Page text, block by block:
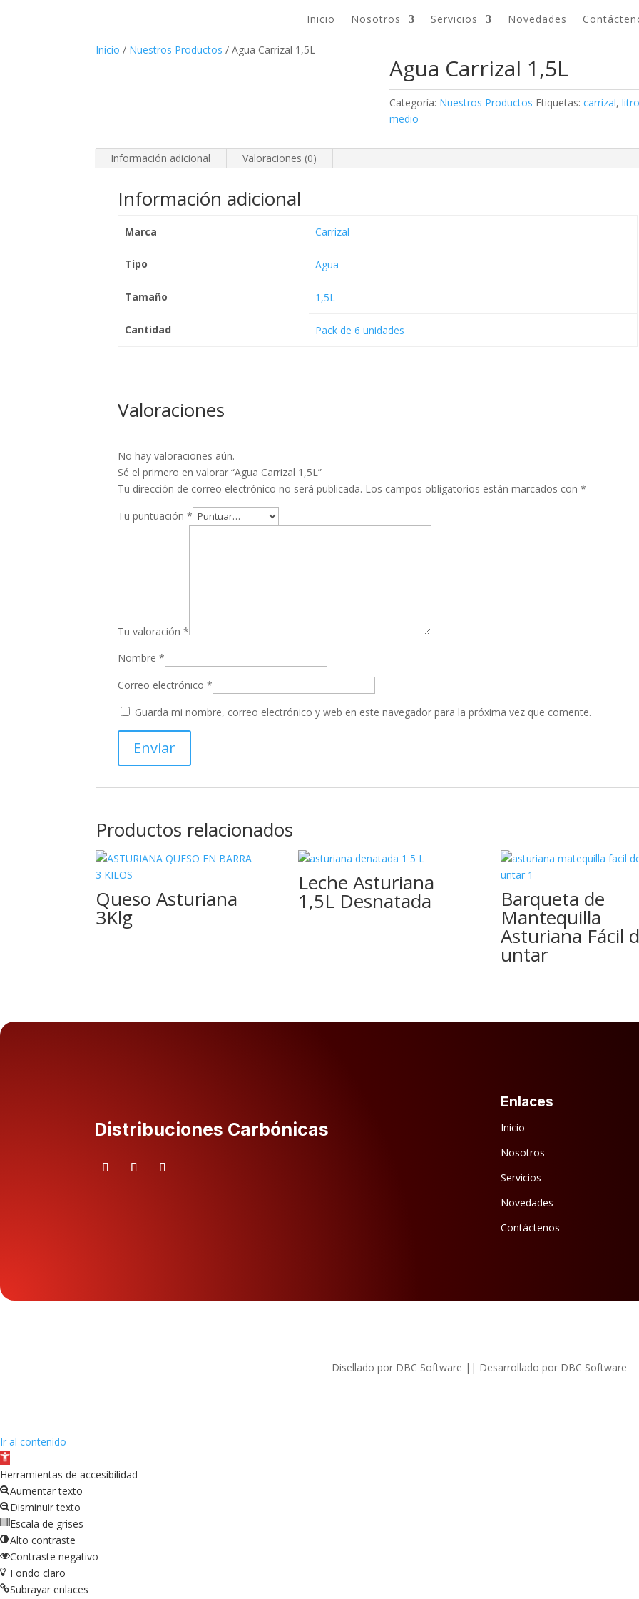
Inicio Nosotros Servicios Novedades
Inicio / Nuestros Productos / Agua Carrizal 1,5L
Agua Carrizal 1,5L
Categoría: Nuestros Productos Etiquetas:carrizal,
medio
Información adicional Valoraciones (0)
Información adicional
Marca Carrizal
Tipo Agua
Tamaño 1,5L
Cantidad Pack de 6 unidades
Valoraciones
No hay valoraciones aún.
Sé el primero en valorar “Agua Carrizal 1,5L”
Tu dirección de correo electrónico no será publicada. Los campos obligatorios están marcados con*
Tu puntuación*
Tu valoración*
Nombre*
Correo electrónico*
Guarda mi nombre, correo electrónico y web en este navegador para la próxima vez que comente.
Productos relacionados
Queso Asturiana
3Klg
Leche Asturiana
1,5L Desnatada Barqueta de
Mantequilla
Asturiana Fácil
untar
Distribuciones Carbónicas
Enlaces
Inicio
Nosotros
Servicios
Novedades
Contáctenos
Disellado por DBC Software || Desarrollado por DBC Software
Ir al contenido
Abrir
barra
de
herramientas
Herramientas de accesibilidad
Aumentar texto
Disminuir texto
Escala de grises
Alto contraste
Contraste negativo
Fondo claro
Subrayar enlaces